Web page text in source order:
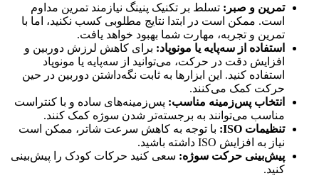
تمرین و صبر: تسلط بر تکنیک پنینگ نیازمند تمرین مداوم
است. ممکن است در ابتدا نتایج مطلوبی کسب نکنید، اما با
تمرین و تجربه، مهارت شما بهبود خواهد یافت.
استفاده از سه‌پایه یا مونوپاد: برای کاهش لرزش دوربین و
افزایش دقت در حرکت، می‌توانید از سه‌پایه یا مونوپاد
استفاده کنید. این ابزارها به ثابت نگه‌داشتن دوربین در حین
حرکت کمک می‌کنند.
انتخاب پس‌زمینه مناسب: پس‌زمینه‌های ساده و با کنتراست
مناسب می‌توانند به برجسته‌تر شدن سوژه کمک کنند.
تنظیمات ISO:
با توجه به کاهش سرعت شاتر، ممکن است
نیاز به افزایش ISO داشته باشید.
پیش‌بینی حرکت سوژه: سعی کنید حرکات کودک را پیش‌بینی
کنید.